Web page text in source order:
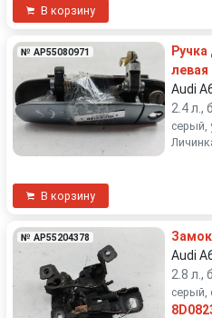
В корзину
№ AP55080971
левая
Audi
2.4 л.,
серый,
В корзину
№ AP55204378
Audi
2.8 л.,
серый,